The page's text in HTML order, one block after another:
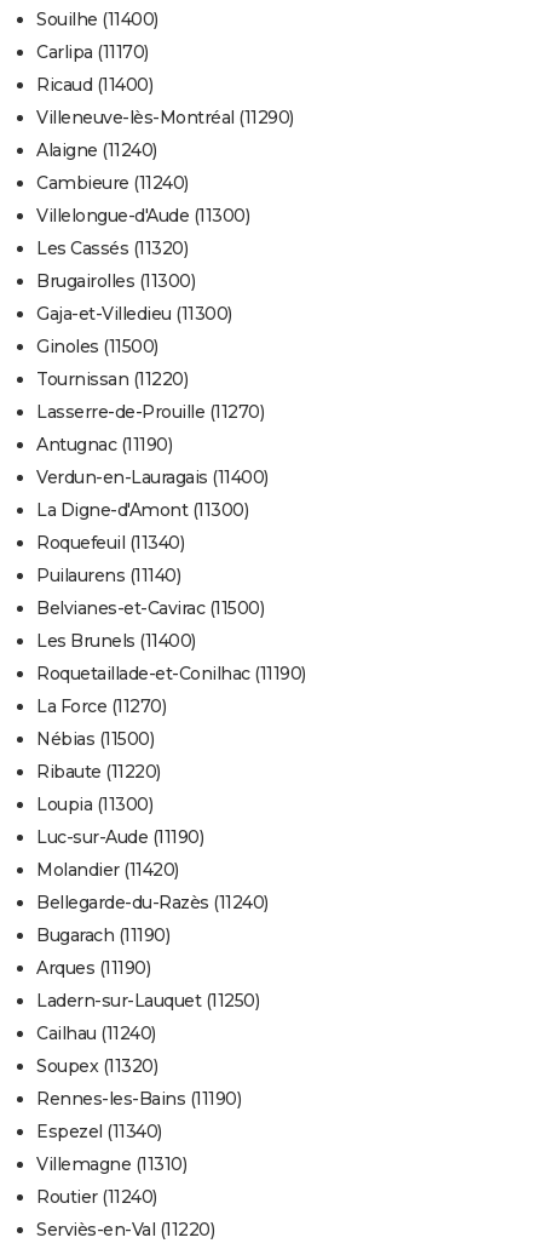
Souilhe (11400)
Carlipa (11170)
Ricaud (11400)
Villeneuve-lès-Montréal (11290)
Alaigne (11240)
Cambieure (11240)
Villelongue-d'Aude (11300)
Les Cassés (11320)
Brugairolles (11300)
Gaja-et-Villedieu (11300)
Ginoles (11500)
Tournissan (11220)
Lasserre-de-Prouille (11270)
Antugnac (11190)
Verdun-en-Lauragais (11400)
La Digne-d'Amont (11300)
Roquefeuil (11340)
Puilaurens (11140)
Belvianes-et-Cavirac (11500)
Les Brunels (11400)
Roquetaillade-et-Conilhac (11190)
La Force (11270)
Nébias (11500)
Ribaute (11220)
Loupia (11300)
Luc-sur-Aude (11190)
Molandier (11420)
Bellegarde-du-Razès (11240)
Bugarach (11190)
Arques (11190)
Ladern-sur-Lauquet (11250)
Cailhau (11240)
Soupex (11320)
Rennes-les-Bains (11190)
Espezel (11340)
Villemagne (11310)
Routier (11240)
Serviès-en-Val (11220)